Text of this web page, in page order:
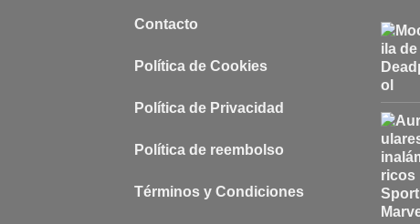
Contacto
Política de Cookies
Política de Privacidad
Política de reembolso
Términos y Condiciones